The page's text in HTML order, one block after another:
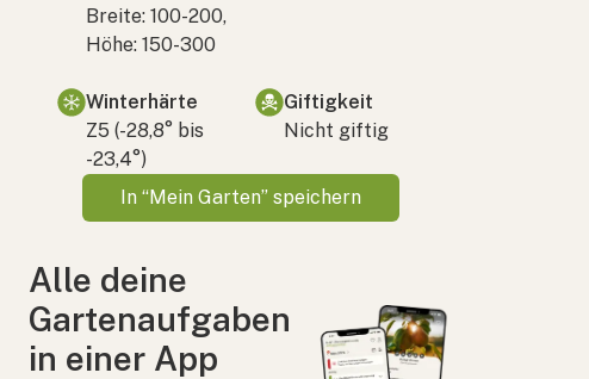
Breite: 100-200,
Höhe: 150-300
Winterhärte
Z5 (-28,8° bis
-23,4°)
Giftigkeit
Nicht giftig
In “Mein Garten” speichern
Alle deine
Gartenaufgaben
in einer App